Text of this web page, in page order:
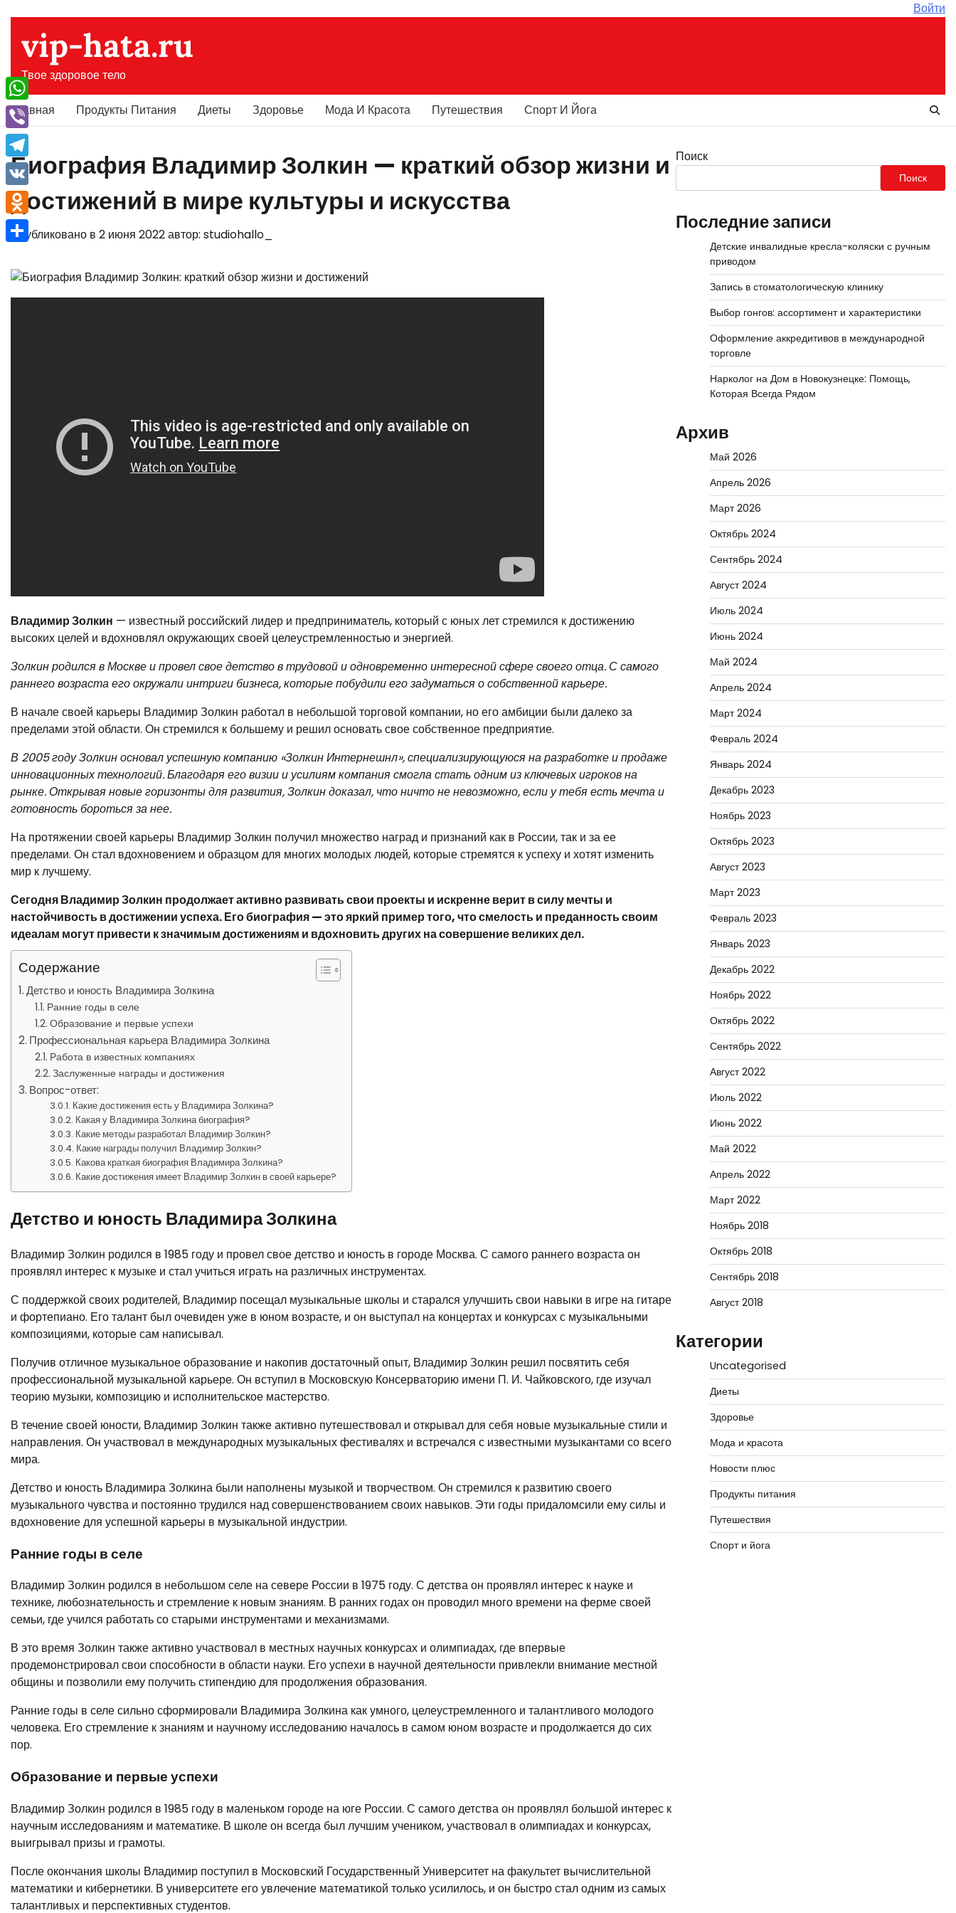
содержимому
Войти
vip-hata.ru
Твое здоровое тело
Главная Продукты Питания Диеты Здоровье Мода И Красота Путешествия Спорт И Йога
Биография Владимир Золкин — краткий обзор жизни и
достижений в мире культуры и искусства
Опубликовано в 2 июня 2022автор: studiohallo_
Владимир Золкин — известный российский лидер и предприниматель, который с юных лет стремился к достижению
высоких целей и вдохновлял окружающих своей целеустремленностью и энергией.
Золкин родился в Москве и провел свое детство в трудовой и одновременно интересной сфере своего отца. С самого
раннего возраста его окружали интриги бизнеса, которые побудили его задуматься о собственной карьере.
В начале своей карьеры Владимир Золкин работал в небольшой торговой компании, но его амбиции были далеко за
пределами этой области. Он стремился к большему и решил основать свое собственное предприятие.
В 2005 году Золкин основал успешную компанию «Золкин Интернешнл», специализирующуюся на разработке и продаже
инновационных технологий. Благодаря его визии и усилиям компания смогла стать одним из ключевых игроков на
рынке. Открывая новые горизонты для развития, Золкин доказал, что ничто не невозможно, если у тебя есть мечта и
готовность бороться за нее.
На протяжении своей карьеры Владимир Золкин получил множество наград и признаний как в России, так и за ее
пределами. Он стал вдохновением и образцом для многих молодых людей, которые стремятся к успеху и хотят изменить
мир к лучшему.
Сегодня Владимир Золкин продолжает активно развивать свои проекты и искренне верит в силу мечты и
настойчивость в достижении успеха. Его биография — это яркий пример того, что смелость и преданность своим
идеалам могут привести к значимым достижениям и вдохновить других на совершение великих дел.
Содержание
Детство и юность Владимира Золкина
Ранние годы в селе
Образование и первые успехи
Профессиональная карьера Владимира Золкина
Работа в известных компаниях
Заслуженные награды и достижения
Вопрос-ответ:
Какие достижения есть у Владимира Золкина?
Какая у Владимира Золкина биография?
Какие методы разработал Владимир Золкин?
Какие награды получил Владимир Золкин?
Какова краткая биография Владимира Золкина?
Какие достижения имеет Владимир Золкин в своей карьере?
Детство и юность Владимира Золкина
Владимир Золкин родился в 1985 году и провел свое детство и юность в городе Москва. С самого раннего возраста он
проявлял интерес к музыке и стал учиться играть на различных инструментах.
С поддержкой своих родителей, Владимир посещал музыкальные школы и старался улучшить свои навыки в игре на гитаре
и фортепиано. Его талант был очевиден уже в юном возрасте, и он выступал на концертах и конкурсах с музыкальными
композициями, которые сам написывал.
Получив отличное музыкальное образование и накопив достаточный опыт, Владимир Золкин решил посвятить себя
профессиональной музыкальной карьере. Он вступил в Московскую Консерваторию имени П. И. Чайковского, где изучал
теорию музыки, композицию и исполнительское мастерство.
В течение своей юности, Владимир Золкин также активно путешествовал и открывал для себя новые музыкальные стили и
направления. Он участвовал в международных музыкальных фестивалях и встречался с известными музыкантами со всего
мира.
Детство и юность Владимира Золкина были наполнены музыкой и творчеством. Он стремился к развитию своего
музыкального чувства и постоянно трудился над совершенствованием своих навыков. Эти годы придаломсили ему силы и
вдохновение для успешной карьеры в музыкальной индустрии.
Ранние годы в селе
Владимир Золкин родился в небольшом селе на севере России в 1975 году. С детства он проявлял интерес к науке и
технике, любознательность и стремление к новым знаниям. В ранних годах он проводил много времени на ферме своей
семьи, где учился работать со старыми инструментами и механизмами.
В это время Золкин также активно участвовал в местных научных конкурсах и олимпиадах, где впервые
продемонстрировал свои способности в области науки. Его успехи в научной деятельности привлекли внимание местной
общины и позволили ему получить стипендию для продолжения образования.
Ранние годы в селе сильно сформировали Владимира Золкина как умного, целеустремленного и талантливого молодого
человека. Его стремление к знаниям и научному исследованию началось в самом юном возрасте и продолжается до сих
пор.
Образование и первые успехи
Владимир Золкин родился в 1985 году в маленьком городе на юге России. С самого детства он проявлял большой интерес к
научным исследованиям и математике. В школе он всегда был лучшим учеником, участвовал в олимпиадах и конкурсах,
выигрывал призы и грамоты.
После окончания школы Владимир поступил в Московский Государственный Университет на факультет вычислительной
математики и кибернетики. В университете его увлечение математикой только усилилось, и он быстро стал одним из самых
талантливых и перспективных студентов.
Поиск
Поиск
Последние записи
Детские инвалидные кресла-коляски с ручным
приводом
Запись в стоматологическую клинику
Выбор гонгов: ассортимент и характеристики
Оформление аккредитивов в международной
торговле
Нарколог на Дом в Новокузнецке: Помощь,
Которая Всегда Рядом
Архив
Май 2026
Апрель 2026
Март 2026
Октябрь 2024
Сентябрь 2024
Август 2024
Июль 2024
Июнь 2024
Май 2024
Апрель 2024
Март 2024
Февраль 2024
Январь 2024
Декабрь 2023
Ноябрь 2023
Октябрь 2023
Август 2023
Март 2023
Февраль 2023
Январь 2023
Декабрь 2022
Ноябрь 2022
Октябрь 2022
Сентябрь 2022
Август 2022
Июль 2022
Июнь 2022
Май 2022
Апрель 2022
Март 2022
Ноябрь 2018
Октябрь 2018
Сентябрь 2018
Август 2018
Категории
Uncategorised
Диеты
Здоровье
Мода и красота
Новости плюс
Продукты питания
Путешествия
Спорт и йога
WhatsApp
Viber
Telegram
VK
Odnoklassniki